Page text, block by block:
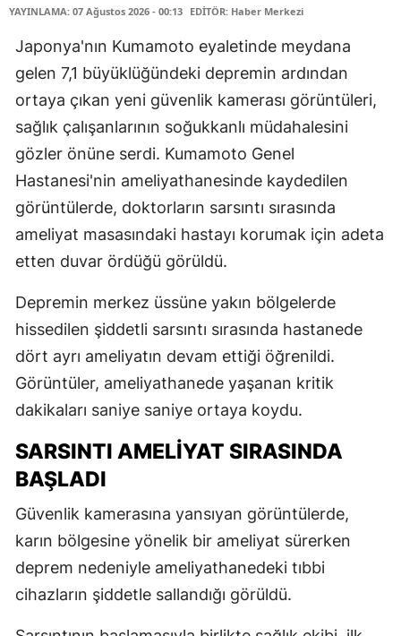
YAYINLAMA: 07 Ağustos 2026 - 00:13 EDİTÖR: Haber Merkezi
Japonya'nın Kumamoto eyaletinde meydana
gelen 7,1 büyüklüğündeki depremin ardından
ortaya çıkan yeni güvenlik kamerası görüntüleri,
sağlık çalışanlarının soğukkanlı müdahalesini
gözler önüne serdi. Kumamoto Genel
Hastanesi'nin ameliyathanesinde kaydedilen
görüntülerde, doktorların sarsıntı sırasında
ameliyat masasındaki hastayı korumak için adeta
etten duvar ördüğü görüldü.
Depremin merkez üssüne yakın bölgelerde
hissedilen şiddetli sarsıntı sırasında hastanede
dört ayrı ameliyatın devam ettiği öğrenildi.
Görüntüler, ameliyathanede yaşanan kritik
dakikaları saniye saniye ortaya koydu.
SARSINTI AMELİYAT SIRASINDA
BAŞLADI
Güvenlik kamerasına yansıyan görüntülerde,
karın bölgesine yönelik bir ameliyat sürerken
deprem nedeniyle ameliyathanedeki tıbbi
cihazların şiddetle sallandığı görüldü.